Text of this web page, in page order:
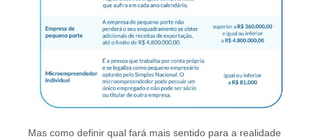
Mas como definir qual fará mais sentido para a realidade